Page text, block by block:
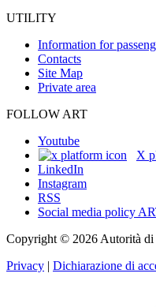
UTILITY
Information for
Contacts
Site Map
Private area
FOLLOW ART
Youtube
X
LinkedIn
Instagram
RSS
Social media policy
Copyright © 2026 Autorità di
Privacy | Dichiarazione di